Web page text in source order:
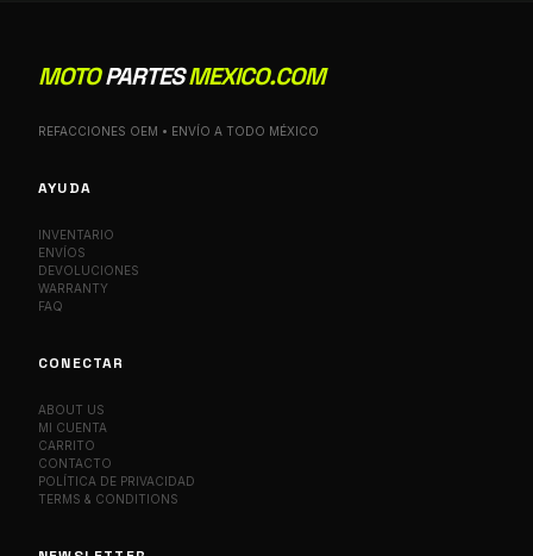
MOTOPARTESMEXICO.COM
REFACCIONES OEM • ENVÍO A TODO MÉXICO
AYUDA
INVENTARIO
ENVÍOS
DEVOLUCIONES
WARRANTY
FAQ
CONECTAR
ABOUT US
MI CUENTA
CARRITO
CONTACTO
POLÍTICA DE PRIVACIDAD
TERMS & CONDITIONS